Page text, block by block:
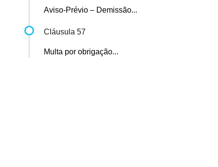
Aviso-Prévio – Demissão...
Cláusula 57
Multa por obrigação...